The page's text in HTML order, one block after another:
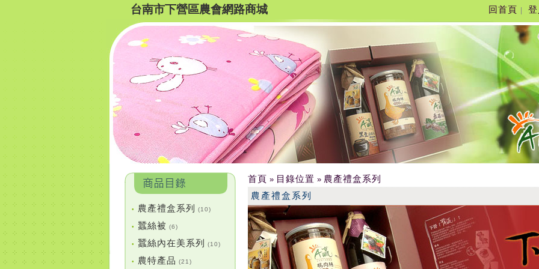
台南市下營區農會網路商城 回首頁
• 農產禮盒系列 (10)
• 蠶絲被 (6)
• 蠶絲內在美系列 (10)
• 農特產品 (21)
首頁 » 目錄位置 » 農產禮盒系列
農產禮盒系列